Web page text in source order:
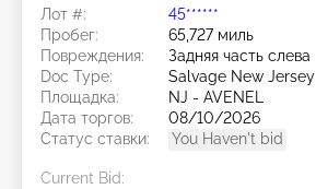
Лот #:
45******
Пробег:
65,727 миль
Повреждения:
Задняя часть слева
Doc Type:
Salvage New Jersey
Площадка:
NJ - AVENEL
Дата торгов:
08/10/2026
Статус ставки:
You Haven't bid
Current Bid: